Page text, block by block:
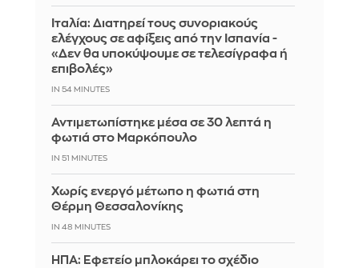
Ιταλία: Διατηρεί τους συνοριακούς
ελέγχους σε αφίξεις από την Ισπανία -
«Δεν θα υποκύψουμε σε τελεσίγραφα ή
επιβολές»
IN 54 MINUTES
Αντιμετωπίστηκε μέσα σε 30 λεπτά η
φωτιά στο Μαρκόπουλο
IN 51 MINUTES
Χωρίς ενεργό μέτωπο η φωτιά στη
Θέρμη Θεσσαλονίκης
IN 48 MINUTES
ΗΠΑ: Εφετείο μπλοκάρει το σχέδιο